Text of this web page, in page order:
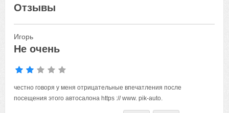
Отзывы
Игорь
Не очень
честно говоря у меня отрицательные впечатления после посещения этого автосалона https :// www.